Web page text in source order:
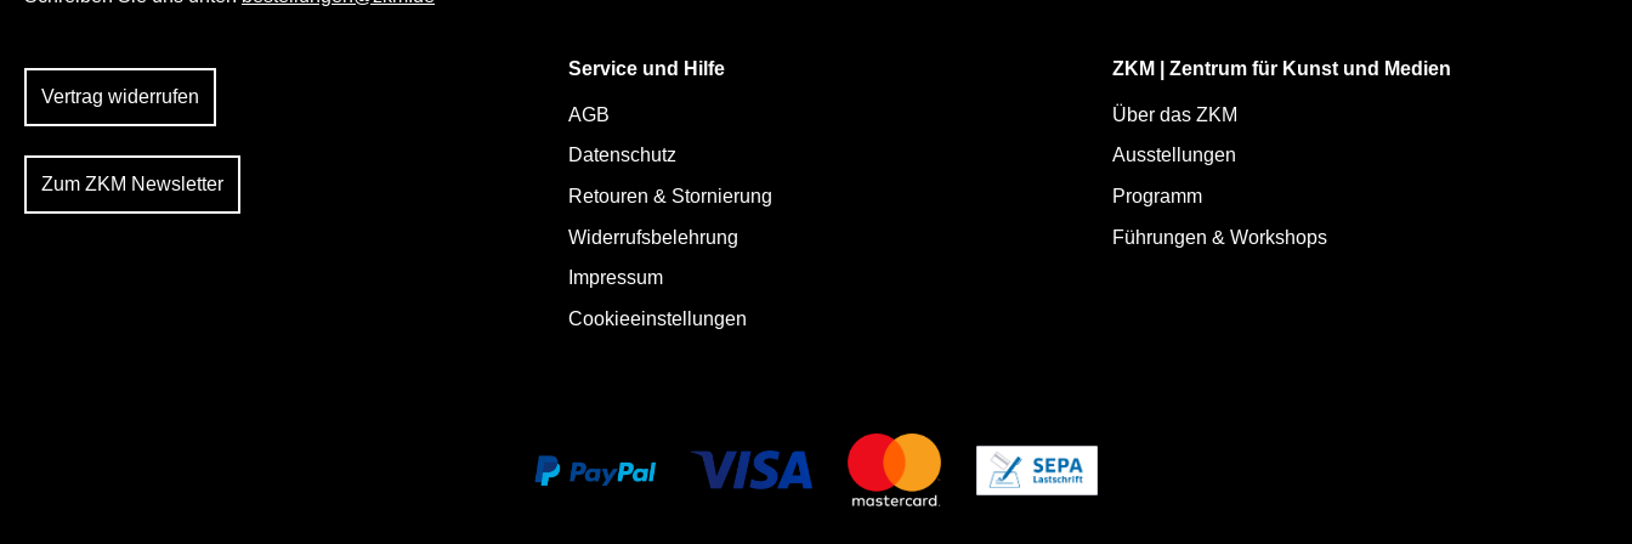
Vertrag widerrufen
Zum ZKM Newsletter
Service und Hilfe
AGB
Datenschutz
Retouren & Stornierung
Widerrufsbelehrung
Impressum
Cookieeinstellungen
ZKM | Zentrum für Kunst und Medien
Über das ZKM
Ausstellungen
Programm
Führungen & Workshops